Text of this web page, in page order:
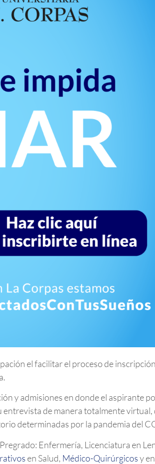
el facilitar el proceso de
y admisiones en donde el aspirante
de manera totalmente virtual,
determinadas por la pandemia del
Enfermería, Licenciatura en
en Salud, Médico-Quirúrgicosy en